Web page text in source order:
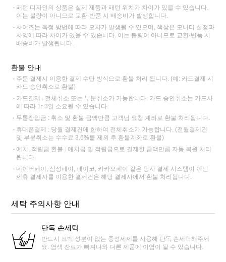
패턴 디자인의 상품은 실제 제품과 패턴 위치가 차이가 있을 수 있습니다.
이는 불량이 아니므로 교환·반품 시 배송비가 발생합니다.
사이즈는 측정 방법에 따라 오차가 발생될 수 있으며, 색상은 모니터 설정과
사양에 따라 차이가 있을 수 있습니다. 이는 불량이 아니므로 교환·반품 시
배송비가 발생됩니다.
환불 안내
주문 결제시 이용한 결제 수단 방식으로 환불 처리 됩니다. (예: 카드결제 시
카드 승인취소로 환불)
카드결제 : 전체취소 또는 부분취소가 가능합니다. 카드 승인취소는 카드사
에 따라 1~3일 소요될 수 있습니다.
무통장입금 : 취소 및 환불 금액만큼 고객님 요청 계좌로 환불 처리됩니다.
휴대폰결제 : 당월 결제건에 한하여 전체취소가 가능합니다. (전월결제건
및 부분취소는 수수료 3.6%를 제외 후 환불계좌로 환불)
예치, 적립금 환불 : 예치금 및 적립금으로 결제한 금액만큼 자동 복원 처리
됩니다.
네이버페이, 삼성페이, 페이코, 카카오페이 같은 당사 결제 시스템이 아닌
제휴 결제사를 이용한 결제건은 해당 결제사에서 환불 처리됩니다.
세탁 주의사항 안내
단독 손세탁
반드시 표백 성분이 없는 중성세제를 사용해 단독 손세탁해주세
요. 염색 잔료가 빠져나와 다른 제품에 이염이 될 수 있습니다.